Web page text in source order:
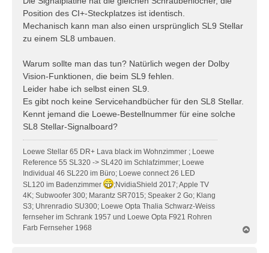
Position des CI+-Steckplatzes ist identisch.
Mechanisch kann man also einen ursprünglich SL9 Stellar
zu einem SL8 umbauen.
Warum sollte man das tun? Natürlich wegen der Dolby
Vision-Funktionen, die beim SL9 fehlen.
Leider habe ich selbst einen SL9.
Es gibt noch keine Servicehandbücher für den SL8 Stellar.
Kennt jemand die Loewe-Bestellnummer für eine solche
SL8 Stellar-Signalboard?
Loewe Stellar 65 DR+ Lava black im Wohnzimmer ; Loewe
Reference 55 SL320 -> SL420 im Schlafzimmer; Loewe
Individual 46 SL220 im Büro; Loewe connect 26 LED
SL120 im Badenzimmer
;NvidiaShield 2017; Apple TV
4K; Subwoofer 300; Marantz SR7015; Speaker 2 Go; Klang
S3; Uhrenradio SU300; Loewe Opta Thalia Schwarz-Weiss
fernseher im Schrank 1957 und Loewe Opta F921 Rohren
Farb Fernseher 1968